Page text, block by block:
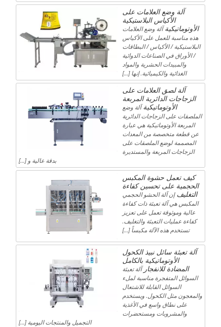
آلة وضع العلامات على
الأكياس البلاستيكية
الأوتوماتيكية آلة وضع العلامات
هذه مناسبة للعمل على الأكياس
البلاستيكية / الأكياس / البطاقات
/ الأوراق في الصناعات الدوائية
والمبيدات الحشرية والمواد
الغذائية والكيميائية. إنها […]
آلة لصق العلامات على
الزجاجات الدائرية المربعة
الأوتوماتيكية آلة وضع
الملصقات على الزجاجات الدائرية
المربعة الأوتوماتيكية هي عبارة
عن قطعة متخصصة من المعدات
المصممة لوضع الملصقات على
الزجاجات المربعة والمستديرة
بدقة عالية و […]
كيف تعمل حشوة المكبس
الحجمية على تحسين كفاءة
التغليف إن آلة الحشو الحجمي
المكبس هي آلة تعبئة ذات كفاءة
عالية وموثوقة تعمل على تعزيز
كفاءة عمليات التعبئة والتغليف.
تستخدم هذه الآلة مكبساً […]
آلة تعبئة سائل نبيذ الكحول
الأوتوماتيكية بالكامل
المضادة للانفجار آلة تعبئة
السوائل المتفجرة مناسبة لملء
السوائل القابلة للاشتعال
والمعجون مثل الكحول. ويستخدم
على نطاق واسع في الأغذية
والمشروبات ومستحضرات
التجميل والمنتجات اليومية […]